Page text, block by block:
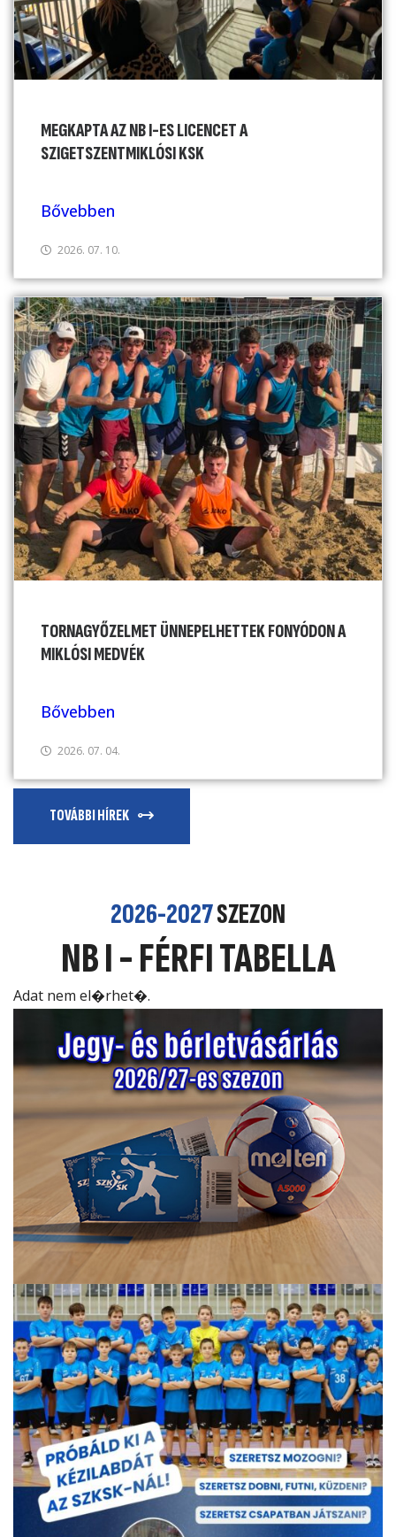
MEGKAPTA AZ NB I-ES LICENCET A
SZIGETSZENTMIKLÓSI KSK
2026. 07. 10.
Bővebben
TORNAGYŐZELMET ÜNNEPELHETTEK FONYÓDON A
MIKLÓSI MEDVÉK
2026. 07. 04.
Bővebben
TOVÁBBI HÍREK
2026-2027SZEZON
NB I - FÉRFI TABELLA
Adat nem el�rhet�.